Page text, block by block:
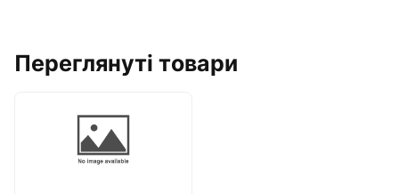
Переглянуті товари